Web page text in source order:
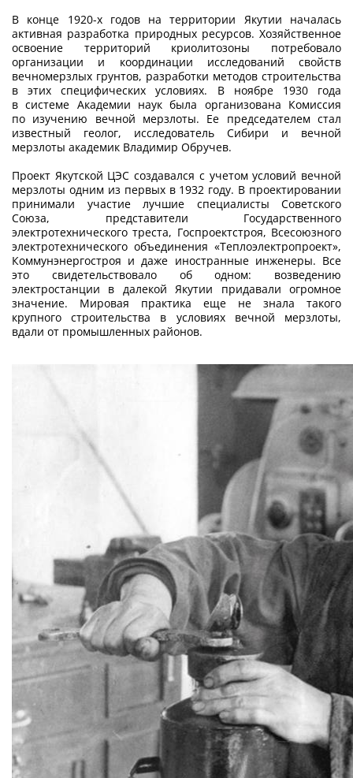
В конце 1920-х годов на территории Якутии началась
активная разработка природных ресурсов. Хозяйственное
освоение территорий криолитозоны потребовало
организации и координации исследований свойств
вечномерзлых грунтов, разработки методов строительства
в этих специфических условиях. В ноябре 1930 года
в системе Академии наук была организована Комиссия
по изучению вечной мерзлоты. Ее председателем стал
известный гео­лог, исследователь Сибири и вечной
мерзлоты академик Владимир Обручев.
Проект Якутской ЦЭС создавался с учетом условий вечной
мерзлоты одним из первых в 1932 году. В проектировании
принимали участие лучшие специалисты Советского
Союза, представители Государственного
электротехнического треста, Госпроектстроя, Всесоюз­ного
электротехнического объединения «Теплоэлектропроект»,
Коммунэнергостроя и даже иностранные инженеры. Все
это свидетельствовало об одном: возведению
электростанции в далекой Якутии придавали огромное
значение. Мировая практика еще не знала такого
крупного строительства в условиях вечной мерзлоты,
вдали от промышленных районов.